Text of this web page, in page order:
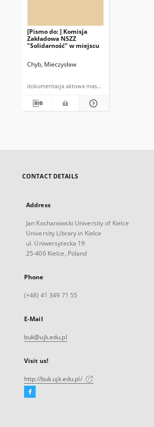
[Pismo do: ] Komisja
Zakładowa NSZZ
"Solidarność" w miejscu
Chyb, Mieczysław
dokumentacja aktowa maszynopis
CONTACT DETAILS
Address
Jan Kochanowski University of Kielce
University Library in Kielce
ul. Uniwersytecka 19
25-406 Kielce, Poland
Phone
(+48) 41 349 71 55
E-Mail
buk@ujk.edu.pl
Visit us!
http://buk.ujk.edu.pl/
Facebook